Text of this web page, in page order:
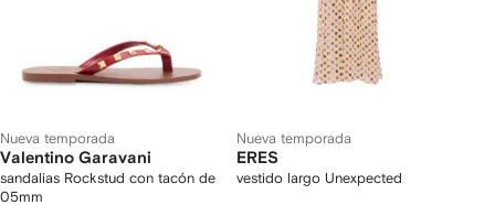
Nueva temporada
Valentino Garavani
sandalias Rockstud con tacón de
05mm
Nueva temporada
ERES
vestido largo Unexpected